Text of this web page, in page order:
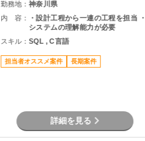
勤務地：神奈川県
内 容：
・設計工程から一連の工程を担当 ・
システムの理解能力が必要
スキル：SQL , C言語
担当者オススメ案件 長期案件
詳細を見る